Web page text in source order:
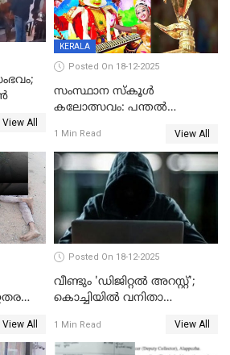
View All
KERALA
Posted On 18-12-2025
സംസ്ഥാന സ്കൂൾ
കലോത്സവം: പന്തൽ
1 Min Read View All
View All
Posted On 18-12-2025
വീണ്ടും 'ഡിജിറ്റല്‍ അറസ്റ്റ്';
കൊച്ചിയില്‍ വനിതാ
കോടി രൂപ
1 Min Read View All